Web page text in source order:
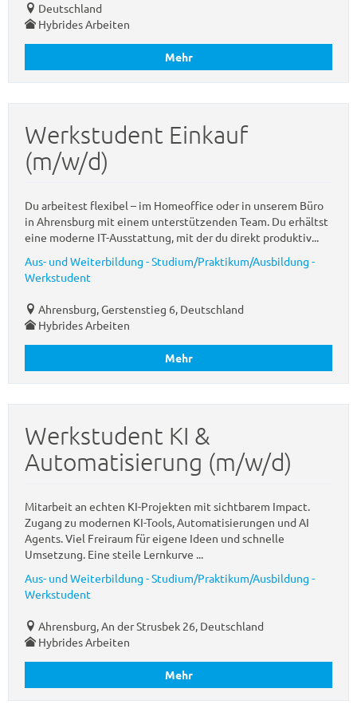
Deutschland
Hybrides Arbeiten
Mehr
Werkstudent Einkauf
(m/w/d)
Du arbeitest flexibel – im Homeoffice oder in unserem Büro
in Ahrensburg mit einem unterstützenden Team. Du erhältst
eine moderne IT-Ausstattung, mit der du direkt produktiv...
Aus- und Weiterbildung - Studium/Praktikum/Ausbildung -
Werkstudent
Ahrensburg, Gerstenstieg 6, Deutschland
Hybrides Arbeiten
Mehr
Werkstudent KI &
Automatisierung (m/w/d)
Mitarbeit an echten KI-Projekten mit sichtbarem Impact.
Zugang zu modernen KI-Tools, Automatisierungen und AI
Agents. Viel Freiraum für eigene Ideen und schnelle
Umsetzung. Eine steile Lernkurve ...
Aus- und Weiterbildung - Studium/Praktikum/Ausbildung -
Werkstudent
Ahrensburg, An der Strusbek 26, Deutschland
Hybrides Arbeiten
Mehr